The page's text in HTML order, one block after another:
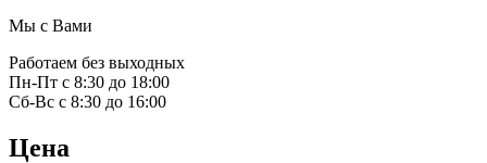
Мы с Вами
Работаем без выходных
Пн-Пт с 8:30 до 18:00
Сб-Вс с 8:30 до 16:00
Цена